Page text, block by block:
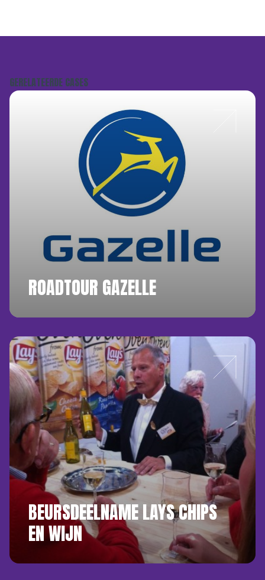
GERELATEERDE CASES
ROADTOUR GAZELLE
BEURSDEELNAME LAYS CHIPS
EN WIJN